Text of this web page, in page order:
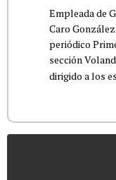
Empleada de
Caro
periódico
sección
dirigido a los